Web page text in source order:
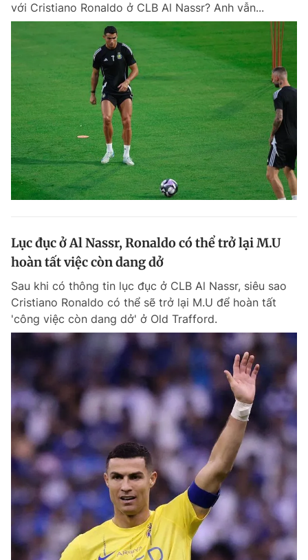
Tổng biên tập: Nguyễn Ngọc Toàn
Phó tổng biên tập thường trực: Hải Thành
Phó tổng biên tập: Lâm Hiếu Dũng
Phó tổng biên tập: Trần Việt Hưng
Tổng thư ký tòa soạn: Đức Trung
Giấy phép xuất bản số 110/GP - BTTTT cấp ngày 24.3.2020
© 2003-2026 Bản quyền thuộc về Báo Thanh Niên. Cấm sao chép
dưới mọi hình thức nếu không có sự chấp thuận bằng văn bản.
Phát triển bởi ePi Technologies, JSC.
với Cristiano Ronaldo ở CLB Al Nassr? Anh vẫn...
Lục đục ở Al Nassr, Ronaldo có thể trở lại M.U
hoàn tất việc còn dang dở
Sau khi có thông tin lục đục ở CLB Al Nassr, siêu sao
Cristiano Ronaldo có thể sẽ trở lại M.U để hoàn tất
'công việc còn dang dở' ở Old Trafford.